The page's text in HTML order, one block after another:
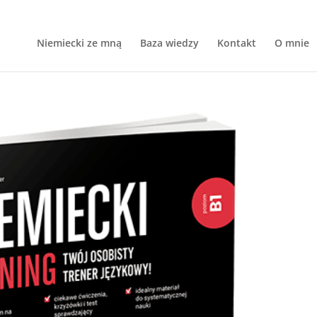
Niemiecki ze mną Baza wiedzy Kontakt O mnie